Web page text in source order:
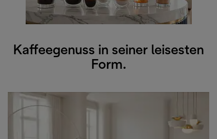
Kaffeegenuss in seiner leisesten
Form.